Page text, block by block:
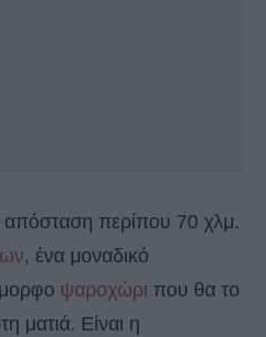
απόσταση περίπου 70 χλμ.
, ένα μοναδικό
ψαροχώρι που θα το
ματιά. Είναι η